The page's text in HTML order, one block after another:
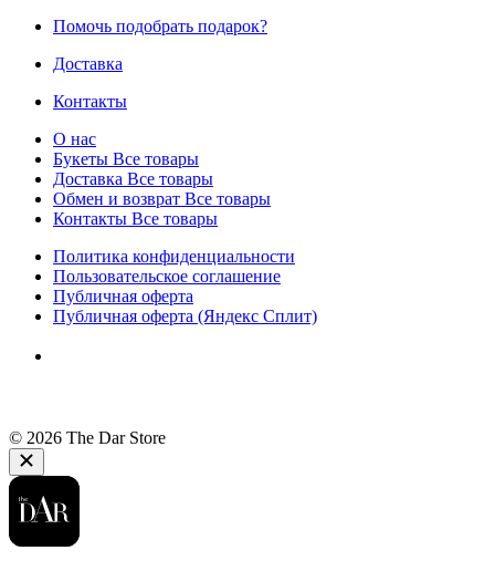
Помочь подобрать подарок?
Доставка
Контакты
О нас
Букеты Все товары
Доставка Все товары
Обмен и возврат Все товары
Контакты Все товары
Политика конфиденциальности
Пользовательское соглашение
Публичная оферта
Публичная оферта (Яндекс Сплит)
© 2026 The Dar Store